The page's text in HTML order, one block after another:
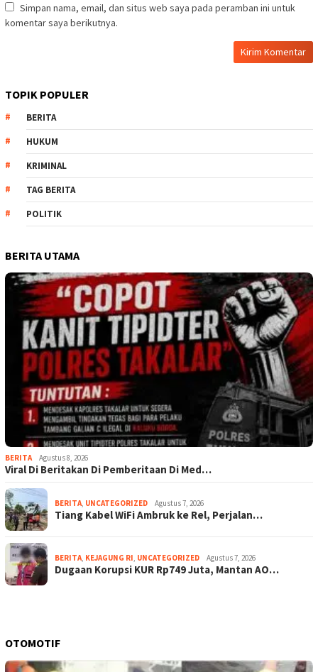
Simpan nama, email, dan situs web saya pada peramban ini untuk
komentar saya berikutnya.
TOPIK POPULER
BERITA
HUKUM
KRIMINAL
TAG BERITA
POLITIK
BERITA UTAMA
BERITA Agustus 8, 2026
Viral Di Beritakan Di Pemberitaan Di Med…
BERITA UNCATEGORIZED Agustus 7, 2026
Tiang Kabel WiFi Ambruk ke Rel, Perjalan…
BERITA KEJAGUNG RI UNCATEGORIZED Agustus 7, 2026
Dugaan Korupsi KUR Rp749 Juta, Mantan AO…
OTOMOTIF